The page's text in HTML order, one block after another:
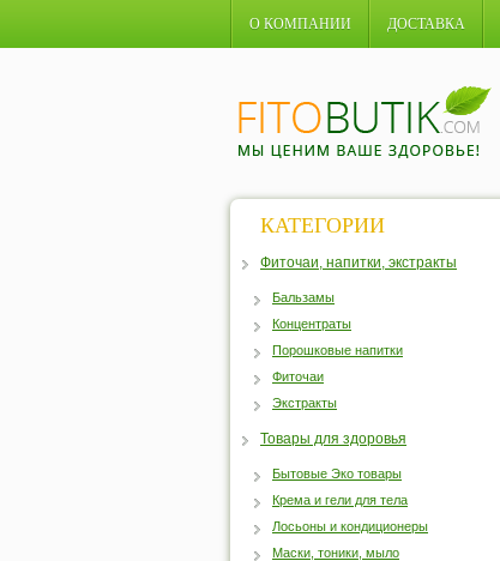
О КОМПАНИИ ДОСТАВКА
КАТЕГОРИИ
Фиточаи, напитки, экстракты
Бальзамы
Концентраты
Порошковые напитки
Фиточаи
Экстракты
Товары для здоровья
Бытовые Эко товары
Крема и гели для тела
Лосьоны и кондиционеры
Маски, тоники, мыло